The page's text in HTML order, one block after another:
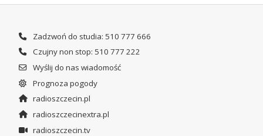
Zadzwoń do studia: 510 777 666
Czujny non stop: 510 777 222
Wyślij do nas wiadomość
Prognoza pogody
radioszczecin.pl
radioszczecinextra.pl
radioszczecin.tv